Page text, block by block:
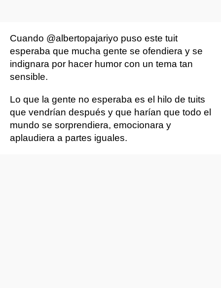
Cuando @albertopajariyo puso este tuit
esperaba que mucha gente se ofendiera y se
indignara por hacer humor con un tema tan
sensible.
Lo que la gente no esperaba es el hilo de tuits
que vendrían después y que harían que todo el
mundo se sorprendiera, emocionara y
aplaudiera a partes iguales.